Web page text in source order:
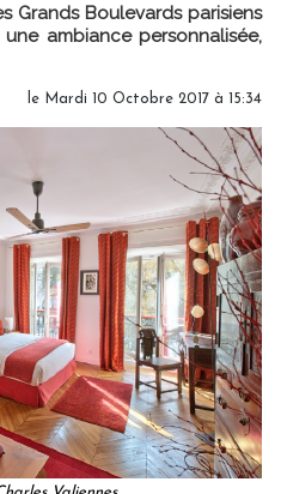
Grands Boulevards parisiens
ambiance personnalisée,
le Mardi 10 Octobre 2017 à 15:34